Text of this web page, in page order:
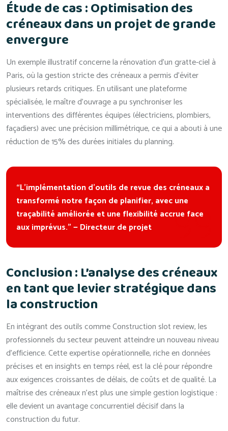
Étude de cas : Optimisation des
créneaux dans un projet de grande
envergure
Un exemple illustratif concerne la rénovation d’un gratte-ciel à
Paris, où la gestion stricte des créneaux a permis d’éviter
plusieurs retards critiques. En utilisant une plateforme
spécialisée, le maître d’ouvrage a pu synchroniser les
interventions des différentes équipes (électriciens, plombiers,
façadiers) avec une précision millimétrique, ce qui a abouti à une
réduction de 15% des durées initiales du planning.
“L’implémentation d’outils de revue des créneaux a
transformé notre façon de planifier, avec une
traçabilité améliorée et une flexibilité accrue face
aux imprévus.” — Directeur de projet
Conclusion : L’analyse des créneaux
en tant que levier stratégique dans
la construction
En intégrant des outils comme Construction slot review, les
professionnels du secteur peuvent atteindre un nouveau niveau
d’efficience. Cette expertise opérationnelle, riche en données
précises et en insights en temps réel, est la clé pour répondre
aux exigences croissantes de délais, de coûts et de qualité. La
maîtrise des créneaux n’est plus une simple gestion logistique :
elle devient un avantage concurrentiel décisif dans la
construction du futur.